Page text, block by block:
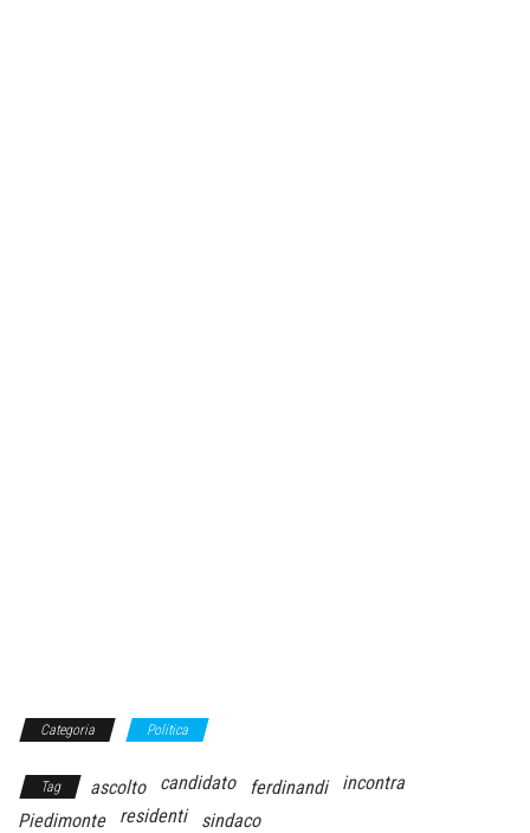
Categoria Politica
Tag ascolto candidato ferdinandi
incontra
Piedimonte
residenti sindaco